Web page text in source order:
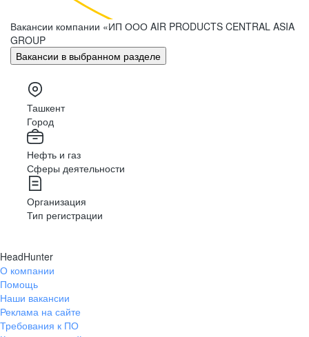
Вакансии компании «ИП ООО AIR PRODUCTS CENTRAL ASIA
GROUP
Вакансии в выбранном разделе
Ташкент
Город
Нефть и газ
Сферы деятельности
Организация
Тип регистрации
HeadHunter
О компании
Помощь
Наши вакансии
Реклама на сайте
Требования к ПО